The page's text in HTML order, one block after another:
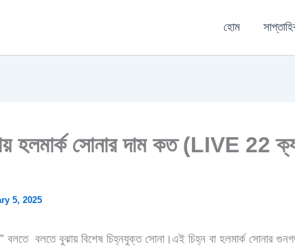
হোম
হলমার্ক সোনার দাম কত (LIVE 22
5, 2025
বলতে বলতে বুঝায় বিশেষ চিহ্নযুক্ত সোনা।এই চিহ্ন বা হলমার্ক সোনার